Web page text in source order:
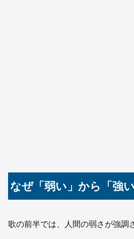
なぜ「弱い」から「強
歌の前半では、人間の弱さが強調